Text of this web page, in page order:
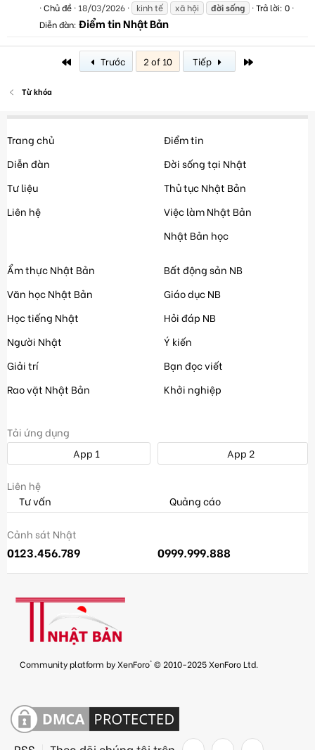
Chủ đề 18/03/2026 kinh tế xã hội đờisống
Trả lời: 0
Diễn đàn: Điểm tin Nhật Bản
Trước 2 of 10 Tiếp
Từ khóa
Trang chủ
Diễn đàn
Tư liệu
Liên hệ
Điểm tin
Đời sống tại Nhật
Thủ tục Nhật Bản
Việc làm Nhật Bản
Nhật Bản học
Ẩm thực Nhật Bản
Văn học Nhật Bản
Học tiếng Nhật
Người Nhật
Giải trí
Rao vặt Nhật Bản
Bất động sản NB
Giáo dục NB
Hỏi đáp NB
Ý kiến
Bạn đọc viết
Khởi nghiệp
Tải ứng dụng
App 1
App 2
Liên hệ
Tư vấn
Quảng cáo
Cảnh sát Nhật
0123.456.789 0999.999.888
Community platform by XenForo® © 2010-2025 XenForo Ltd.